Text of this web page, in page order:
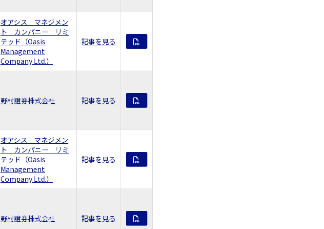
オアシス マネジメン
ト カンパニー リミ
テッド（Oasis
Management
Company Ltd.）
記事を見る
野村證券株式会社 記事を見る
オアシス マネジメン
ト カンパニー リミ
テッド（Oasis
Management
Company Ltd.）
記事を見る
野村證券株式会社 記事を見る